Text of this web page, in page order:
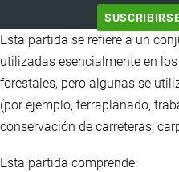
Esta partida se refiere a un
utilizadas esencialmente en
forestales, pero algunas se
(por ejemplo, terraplanado,
conservación de carreteras,
Esta partida comprende: